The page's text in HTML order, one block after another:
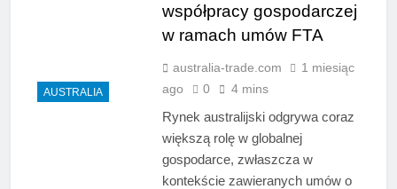
AUSTRALIA
współpracy gospodarczej
w ramach umów FTA
australia-trade.com
1 miesiąc
ago
0 4 mins
Rynek australijski odgrywa coraz
większą rolę w globalnej
gospodarce, zwłaszcza w
kontekście zawieranych umów o